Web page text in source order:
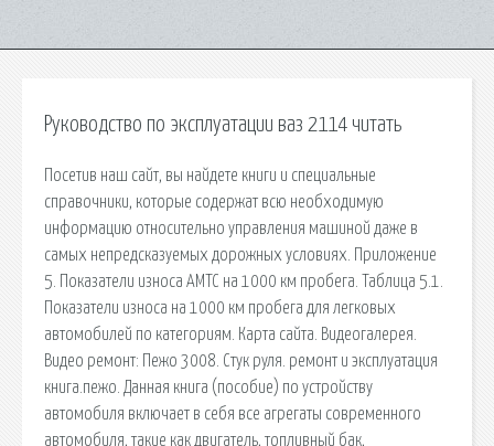
Руководство по эксплуатации ваз 2114 читать
Посетив наш сайт, вы найдете книги и специальные
справочники, которые содержат всю необходимую
информацию относительно управления машиной даже в
самых непредсказуемых дорожных условиях. Приложение
5. Показатели износа АМТС на 1000 км пробега. Таблица 5.1.
Показатели износа на 1000 км пробега для легковых
автомобилей по категориям. Карта сайта. Видеогалерея.
Видео ремонт: Пежо 3008. Стук руля. ремонт и эксплуатация
книга.пежо. Данная книга (пособие) по устройству
автомобиля включает в себя все агрегаты современного
автомобиля, такие как двигатель, топливный бак,